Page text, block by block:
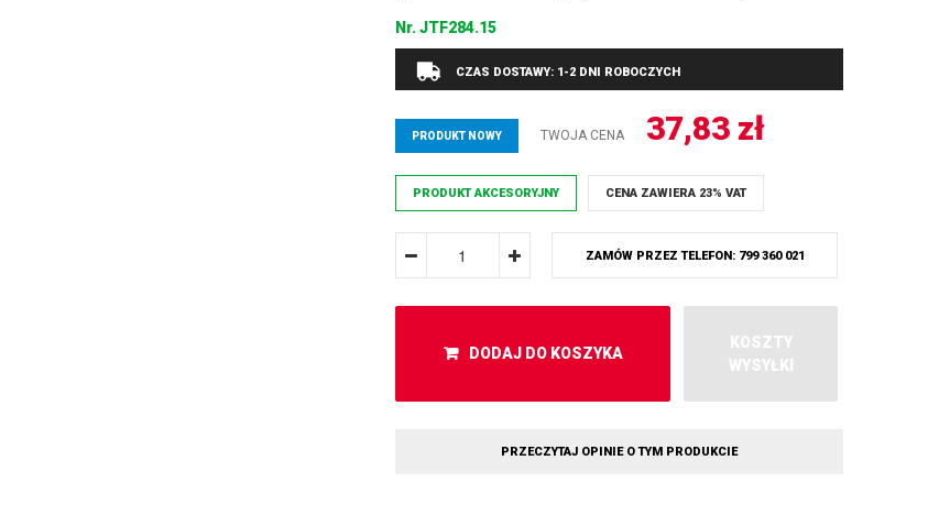
Nr.JTF284.15
CZAS DOSTAWY: 1-2 DNI ROBOCZYCH
PRODUKT NOWY TWOJA CENA 37,83 zł
PRODUKT AKCESORYJNY CENA ZAWIERA 23% VAT
ZAMÓW PRZEZ TELEFON: 799 360 021
DODAJ DO KOSZYKA
KOSZTY
WYSYŁKI
PRZECZYTAJ OPINIE O TYM PRODUKCIE